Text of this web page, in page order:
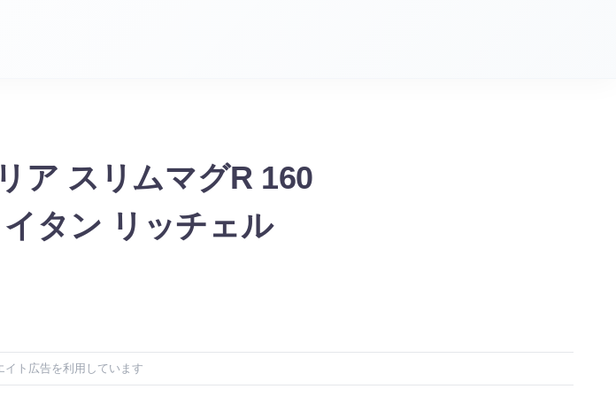
ア スリムマグR 160
タン リッチェル
ト広告を利用しています